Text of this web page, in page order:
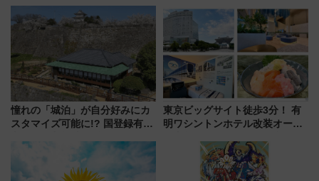
1億円出資で挑む新時代のまちづ
くりとは？
にする一冊
憧れの「城泊」が自分好みにカ
スタマイズ可能に!? 国登録有形
にオーダーメイド型の宿泊プラ
東京ビッグサイト徒歩3分！ 有
明ワシントンホテル改装オープ
客室」や海鮮丼が人気の朝食ビ
ュッフェを現地レポ